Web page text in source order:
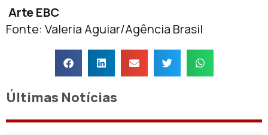
Arte EBC
Fonte: Valeria Aguiar/Agência Brasil
Últimas Notícias